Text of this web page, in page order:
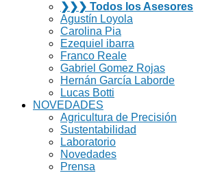
❯❯❯ Todos los Asesores
Agustín Loyola
Carolina Pia
Ezequiel ibarra
Franco Reale
Gabriel Gomez Rojas
Hernán García Laborde
Lucas Botti
NOVEDADES
Agricultura de Precisión
Sustentabilidad
Laboratorio
Novedades
Prensa